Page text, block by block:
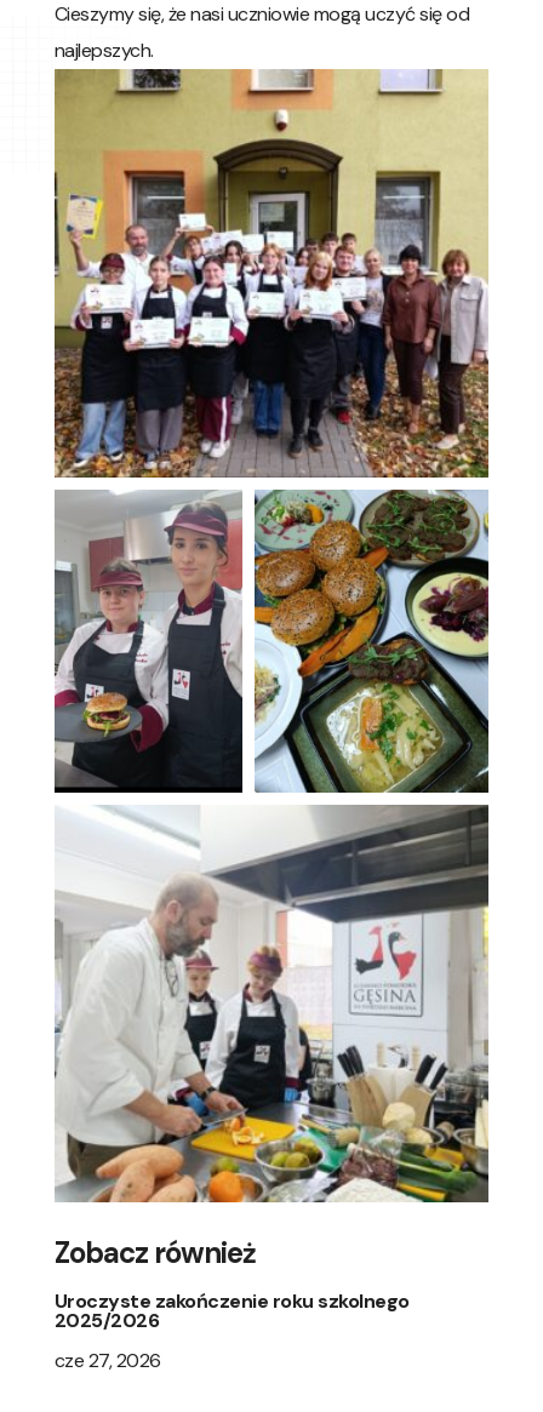
Cieszymy się, że nasi uczniowie mogą uczyć się od
najlepszych.
Zobacz również
Uroczyste zakończenie roku szkolnego
2025/2026
cze 27, 2026